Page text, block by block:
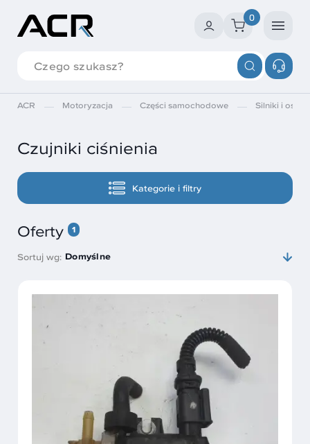
0
ACR Motoryzacja Części samochodowe Silniki i
Czujniki ciśnienia
Kategorie i filtry
Oferty 1
Sortuj wg: Domyślne